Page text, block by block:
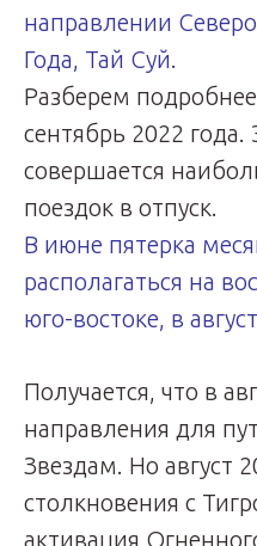
направлении
Года, Тай Суй.
Разберем
сентябрь 2022
совершается
поездок в отпуск.
В июне пятерка
располагаться на
юго-востоке, в
Получается, что в
направления для
Звездам. Но август
столкновения с
активация